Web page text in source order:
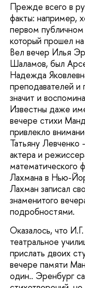
Прежде всего в
факты: например,
первом
который прошел
Вел вечер Илья
Шаламов, был
Надежда
преподавателей и
значит и
Известны даже
вечере стихи
привлекло
Татьяну
актера и
математического
Лахмана в Нью-
Лахман записал
знаменитого
подробностями.
Оказалось, что
театральное
прислать двоих
вечере памяти
один.. Эренбург